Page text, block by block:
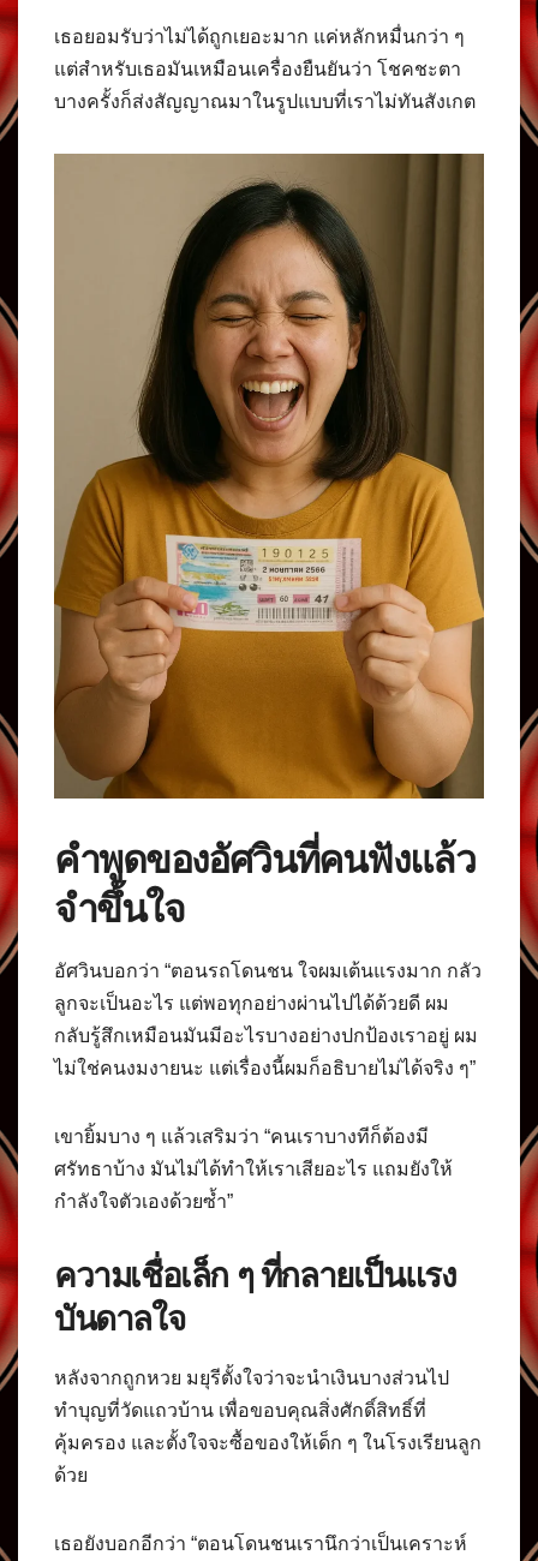
เธอยอมรับว่าไม่ได้ถูกเยอะมาก แค่หลักหมื่นกว่า ๆ
แต่สำหรับเธอมันเหมือนเครื่องยืนยันว่า โชคชะตา
บางครั้งก็ส่งสัญญาณมาในรูปแบบที่เราไม่ทันสังเกต
คำพูดของอัศวินที่คนฟังแล้ว
จำขึ้นใจ
อัศวินบอกว่า “ตอนรถโดนชน ใจผมเต้นแรงมาก กลัว
ลูกจะเป็นอะไร แต่พอทุกอย่างผ่านไปได้ด้วยดี ผม
กลับรู้สึกเหมือนมันมีอะไรบางอย่างปกป้องเราอยู่ ผม
ไม่ใช่คนงมงายนะ แต่เรื่องนี้ผมก็อธิบายไม่ได้จริง ๆ”
เขายิ้มบาง ๆ แล้วเสริมว่า “คนเราบางทีก็ต้องมี
ศรัทธาบ้าง มันไม่ได้ทำให้เราเสียอะไร แถมยังให้
กำลังใจตัวเองด้วยซ้ำ”
ความเชื่อเล็ก ๆ ที่กลายเป็นแรง
บันดาลใจ
หลังจากถูกหวย มยุรีตั้งใจว่าจะนำเงินบางส่วนไป
ทำบุญที่วัดแถวบ้าน เพื่อขอบคุณสิ่งศักดิ์สิทธิ์ที่
คุ้มครอง และตั้งใจจะซื้อของให้เด็ก ๆ ในโรงเรียนลูก
ด้วย
เธอยังบอกอีกว่า “ตอนโดนชนเรานึกว่าเป็นเคราะห์